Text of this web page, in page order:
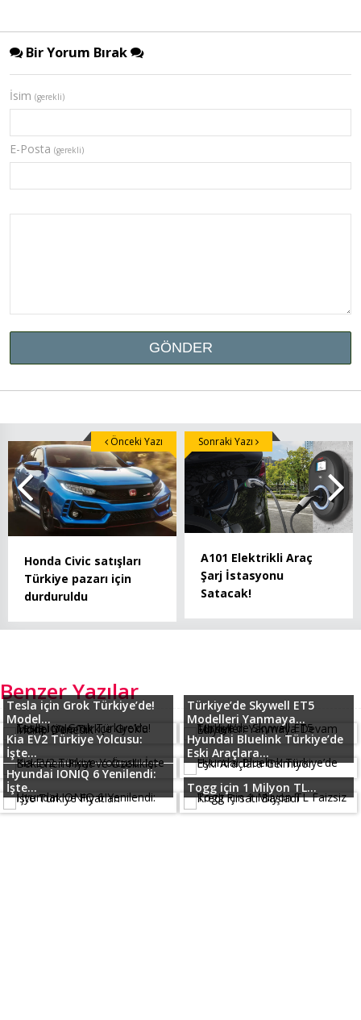
Bir Yorum Bırak
İsim (gerekli)
E-Posta (gerekli)
Honda Civic satışları
Türkiye pazarı için
durduruldu
Önceki Yazı
A101 Elektrikli Araç
Şarj İstasyonu
Satacak!
Sonraki Yazı
Benzer Yazılar
Tesla için Grok Türkiye’de!
Model...
Türkiye’de Skywell ET5
Modelleri Yanmaya...
Kia EV2 Türkiye Yolcusu:
İşte...
Hyundai Bluelink Türkiye’de
Eski Araçlara...
Hyundai IONIQ 6 Yenilendi:
İşte...
Togg için 1 Milyon TL...